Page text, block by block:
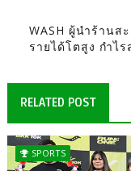
WASH ผู้นำร้านส
รายได้โตสูง กำไ
RELATED POST
SPORTS